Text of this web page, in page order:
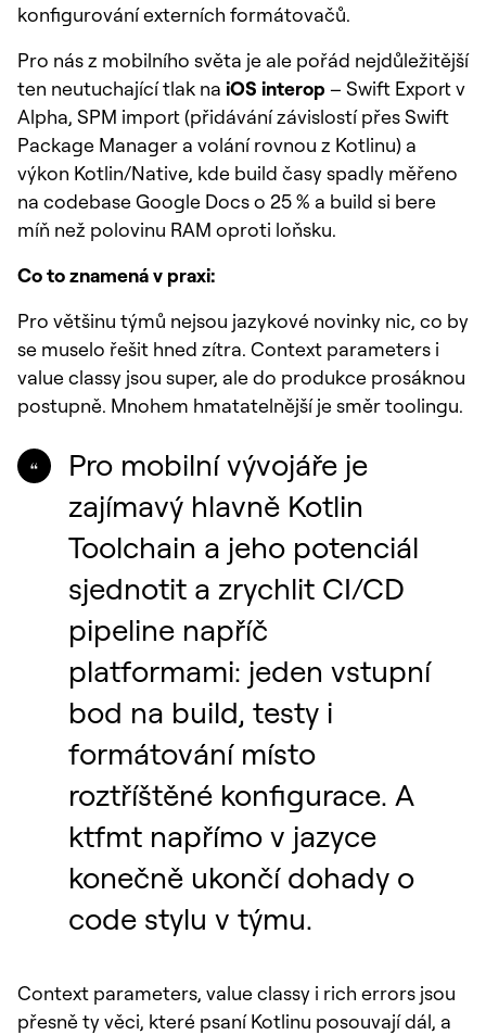
konfigurování externích formátovačů.
Pro nás z mobilního světa je ale pořád nejdůležitější
ten neutuchající tlak na iOS interop – Swift Export v
Alpha, SPM import (přidávání závislostí přes Swift
Package Manager a volání rovnou z Kotlinu) a
výkon Kotlin/Native, kde build časy spadly měřeno
na codebase Google Docs o 25 % a build si bere
míň než polovinu RAM oproti loňsku.
Co to znamená v praxi:
Pro většinu týmů nejsou jazykové novinky nic, co by
se muselo řešit hned zítra. Context parameters i
value classy jsou super, ale do produkce prosáknou
postupně. Mnohem hmatatelnější je směr toolingu.
Pro mobilní vývojáře je
zajímavý hlavně Kotlin
Toolchain a jeho potenciál
sjednotit a zrychlit CI/CD
pipeline napříč
platformami: jeden vstupní
bod na build, testy i
formátování místo
roztříštěné konfigurace. A
ktfmt napřímo v jazyce
konečně ukončí dohady o
code stylu v týmu.
Context parameters, value classy i rich errors jsou
přesně ty věci, které psaní Kotlinu posouvají dál, a